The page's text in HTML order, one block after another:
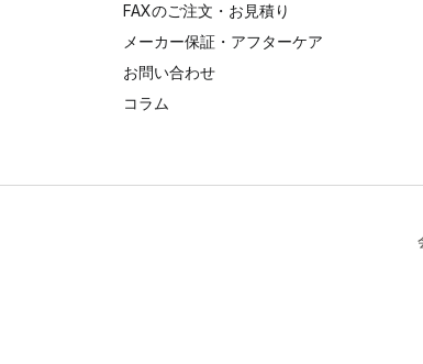
FAXのご注文・お見積り
メーカー保証・アフターケア
お問い合わせ
コラム